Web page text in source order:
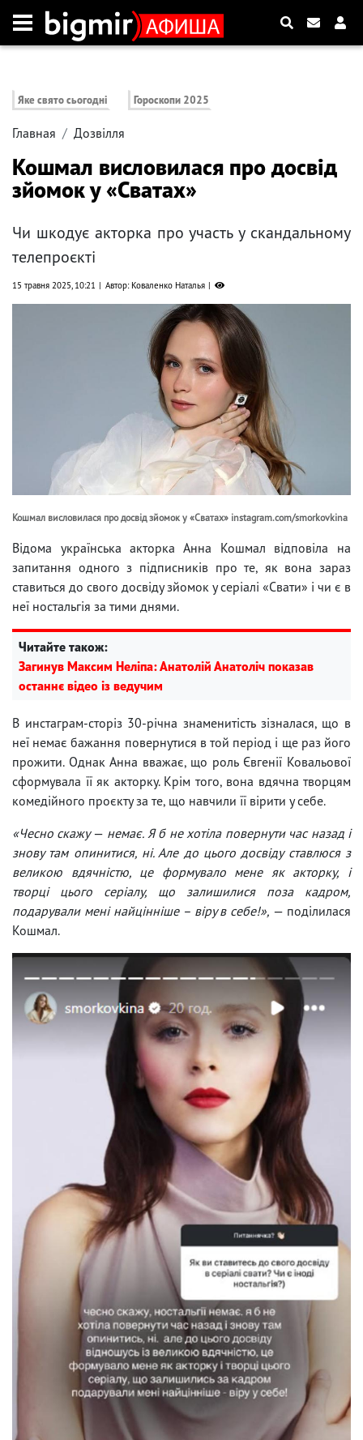
Яке свято сьогодні Гороскопи 2025
Главная Дозвілля
Кошмал висловилася про досвід
зйомок у «Сватах»
Чи шкодує акторка про участь у скандальному
телепроєкті
15 травня 2025, 10:21 Автор: Коваленко Наталья
Кошмал висловилася про досвід зйомок у «Сватах» instagram.com/smorkovkina
Відома українська акторка Анна Кошмал відповіла на
запитання одного з підписників про те, як вона зараз
ставиться до свого досвіду зйомок у серіалі «Свати» і чи є в
неї ностальгія за тими днями.
Читайте також:
Загинув Максим Неліпа: Анатолій Анатоліч показав
останнє відео із ведучим
В инстаграм-сторіз 30-річна знаменитість зізналася, що в
неї немає бажання повернутися в той період і ще раз його
прожити. Однак Анна вважає, що роль Євгенії Ковальової
сформувала її як акторку. Крім того, вона вдячна творцям
комедійного проєкту за те, що навчили її вірити у себе.
«Чесно скажу— немає. Я б не хотіла повернути час назад і
знову там опинитися, ні. Але до цього досвіду ставлюся з
великою вдячністю, це формувало мене як акторку, і
творці цього серіалу, що залишилися поза кадром,
подарували мені найцінніше – віру в себе!», — поділилася
Кошмал.